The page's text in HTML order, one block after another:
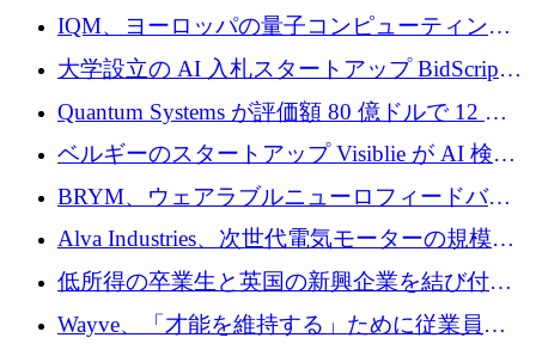
ノベーション モデルを学ぶ
IQM、ヨーロッパの量子コンピューティング
企業として初めて米国の主要取引所に上場
大学設立の AI 入札スタートアップ BidScript
がプレシード資金総額 100 万ドルを突破
Quantum Systems が評価額 80 億ドルで 12 億
ドルを調達
ベルギーのスタートアップ Visiblie が AI 検索
の可視化のために 50 万ユーロを調達
BRYM、ウェアラブルニューロフィードバッ
クプラットフォームの開発に65万ユーロを確
Alva Industries、次世代電気モーターの規模拡
大に 1,600 万ユーロを調達
低所得の卒業生と英国の新興企業を結び付け
るためにCommon Pathを開始
Wayve、「才能を維持する」ために従業員に